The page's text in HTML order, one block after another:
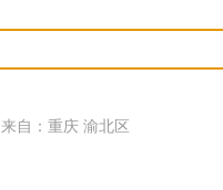
来自：重庆 渝北区